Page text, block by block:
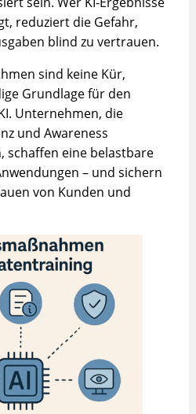
reduziert die Gefahr,
blind zu vertrauen.
sind keine Kür,
Grundlage für den
Unternehmen, die
und Awareness
schaffen eine belastbare
– und sichern
von Kunden und